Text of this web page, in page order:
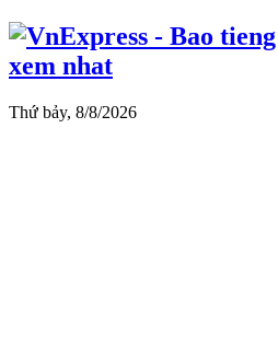
Thứ bảy, 8/8/2026